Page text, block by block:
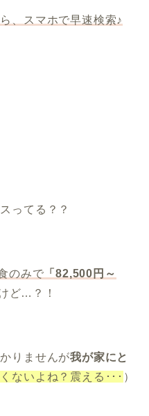
、スマホで早速検索♪
ってる？？
のみで 「82,500円～
ど…？！
りませんが我が家にと
ないよね？震える･･･ ）